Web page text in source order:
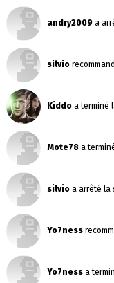
andry2009a
silvio
Kiddoa terminé
Mote78a
silvioa arrêté la
Yo7ness
Yo7nessa